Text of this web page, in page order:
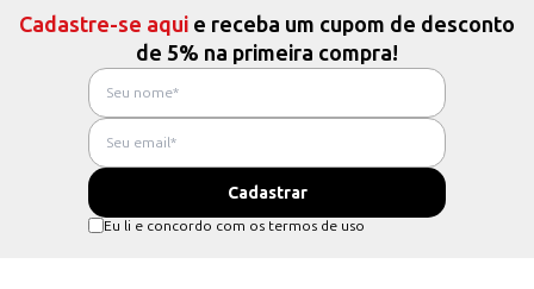
Cadastre-se aqui e receba um cupom de desconto
de 5% na primeira compra!
Eu li e concordo com os termos de uso